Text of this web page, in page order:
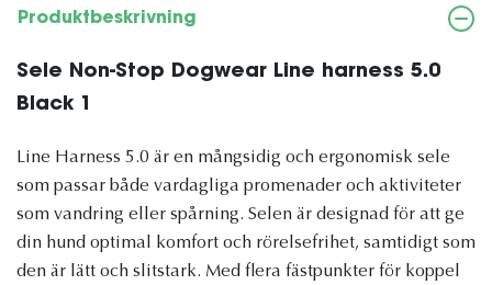
Produktbeskrivning
Sele Non-Stop Dogwear Line harness 5.0
Black 1
Line Harness 5.0 är en mångsidig och ergonomisk sele
som passar både vardagliga promenader och aktiviteter
som vandring eller spårning. Selen är designad för att ge
din hund optimal komfort och rörelsefrihet, samtidigt som
den är lätt och slitstark. Med flera fästpunkter för koppel